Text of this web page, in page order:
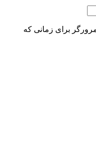
برای زمانی که